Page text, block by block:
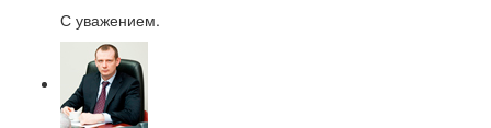
С уважением.